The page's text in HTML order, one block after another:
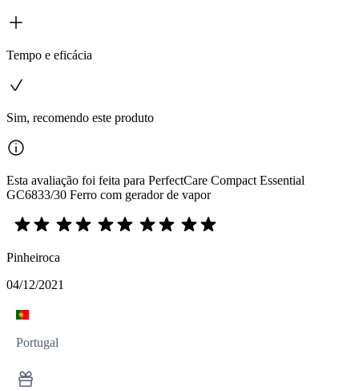
Tempo e eficácia
Sim, recomendo este produto
Esta avaliação foi feita para PerfectCare Compact Essential
GC6833/30 Ferro com gerador de vapor
Pinheiroca
04/12/2021
Portugal